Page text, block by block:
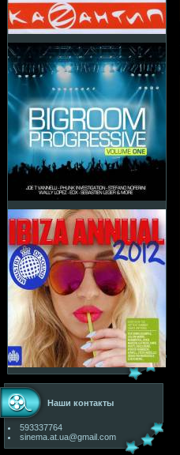
Наши контакты
593337764
sinema.at.ua@gmail.com